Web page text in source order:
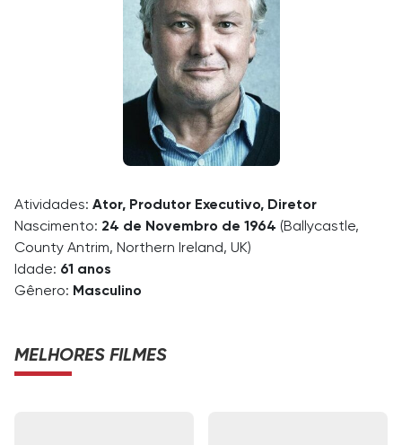
Atividades: Ator, Produtor Executivo, Diretor
Nascimento: 24 de Novembro de 1964 (Ballycastle,
County Antrim, Northern Ireland, UK)
Idade: 61 anos
Gênero: Masculino
MELHORES FILMES